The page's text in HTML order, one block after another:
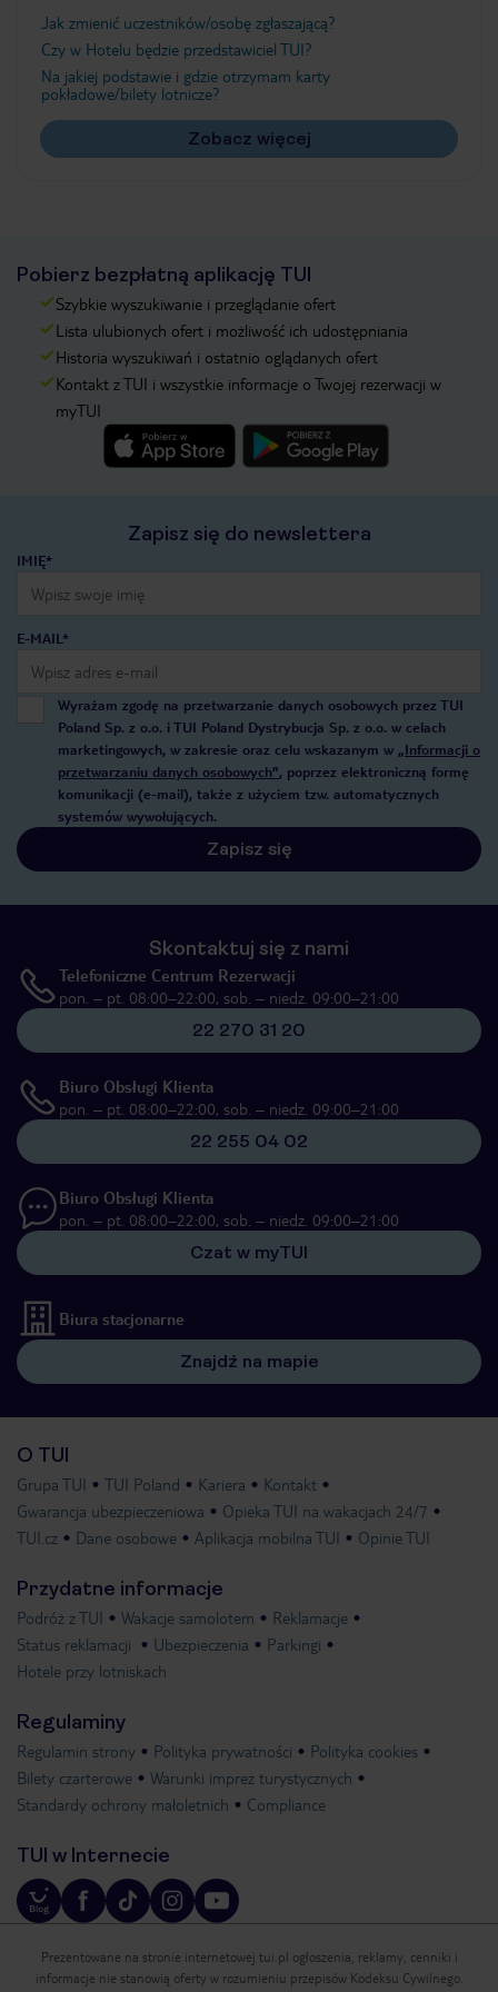
Jak zmienić uczestników/osobę zgłaszającą?
Czy w Hotelu będzie przedstawiciel TUI?
Na jakiej podstawie i gdzie otrzymam karty
pokładowe/bilety lotnicze?
Zobacz więcej
Pobierz bezpłatną aplikację TUI
Szybkie wyszukiwanie i przeglądanie ofert
Lista ulubionych ofert i możliwość ich udostępniania
Historia wyszukiwań i ostatnio oglądanych ofert
Kontakt z TUI i wszystkie informacje o Twojej rezerwacji w
myTUI
Zapisz się do newslettera
IMIĘ*
E-MAIL*
Wyrażam zgodę na przetwarzanie danych osobowych przez TUI
Poland Sp. z o.o. i TUI Poland Dystrybucja Sp. z o.o. w celach
marketingowych, w zakresie oraz celu wskazanym w „Informacji o
przetwarzaniu danych osobowych”, poprzez elektroniczną formę
komunikacji (e-mail), także z użyciem tzw. automatycznych
systemów wywołujących.
Zapisz się
Skontaktuj się z nami
Telefoniczne Centrum Rezerwacji
pon. – pt. 08:00–22:00, sob. – niedz. 09:00–21:00
22 270 31 20
Biuro Obsługi Klienta
pon. – pt. 08:00–22:00, sob. – niedz. 09:00–21:00
22 255 04 02
Biuro Obsługi Klienta
pon. – pt. 08:00–22:00, sob. – niedz. 09:00–21:00
Czat w myTUI
Biura stacjonarne
Znajdź na mapie
O TUI
Grupa TUI TUI Poland Kariera
Kontakt
Gwarancja ubezpieczeniowa
Opieka TUI na wakacjach 24/7
TUI.cz
Dane osobowe Aplikacja mobilna TUI Opinie TUI
Przydatne informacje
Podróż z TUI Wakacje samolotem
Reklamacje
Status reklamacji
Ubezpieczenia
Parkingi
Hotele przy lotniskach
Regulaminy
Regulamin strony Polityka prywatności
Polityka cookies
Bilety czarterowe
Warunki imprez turystycznych
Standardy ochrony małoletnich
Compliance
TUI w Internecie
Prezentowane na stronie internetowej tui.pl ogłoszenia, reklamy, cenniki i
informacje nie stanowią oferty w rozumieniu przepisów Kodeksu Cywilnego.